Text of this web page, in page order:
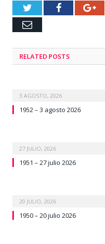
TwitterFacebook
Email
RELATED POSTS
3 AGOSTO, 2026
1952 – 3 agosto 2026
27 JULIO, 2026
1951 – 27 julio 2026
20 JULIO, 2026
1950 – 20 julio 2026